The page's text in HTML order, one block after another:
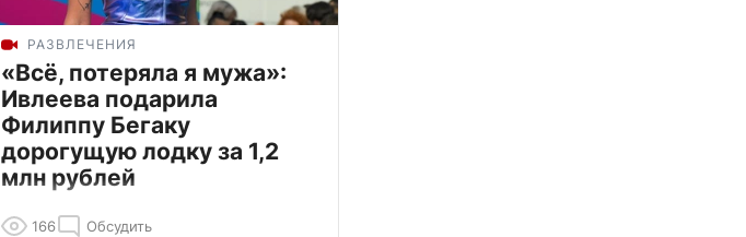
РАЗВЛЕЧЕНИЯ
«Всё, потеряла я мужа»:
Ивлеева подарила
Филиппу Бегаку
дорогущую лодку за 1,2
млн рублей
166 Обсудить